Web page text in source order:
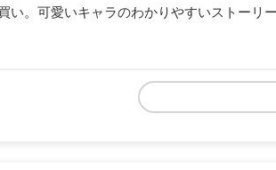
い。可愛いキャラのわかりやすいストーリ